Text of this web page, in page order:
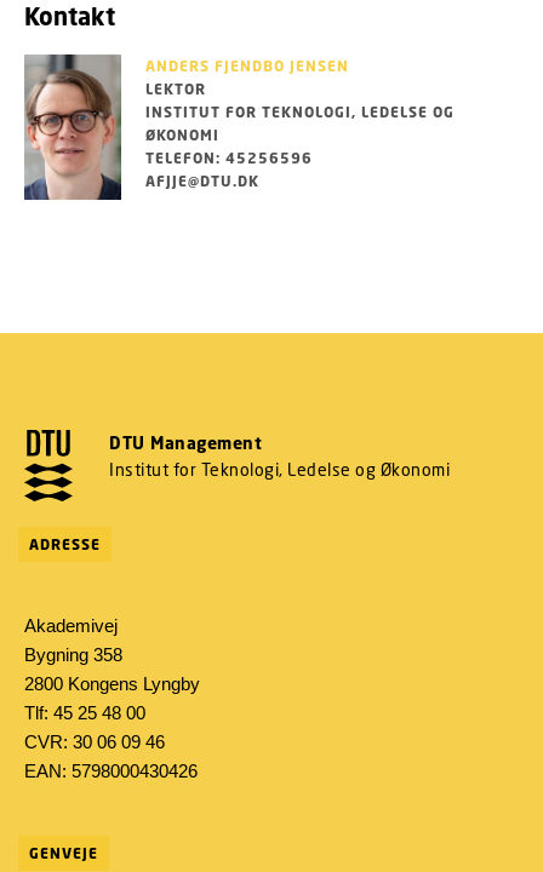
Kontakt
ANDERS FJENDBO JENSEN
LEKTOR
INSTITUT FOR TEKNOLOGI, LEDELSE OG
ØKONOMI
TELEFON: 45256596
AFJJE@DTU.DK
DTU Management
Institut for Teknologi, Ledelse og Økonomi
ADRESSE
Akademivej
Bygning 358
2800 Kongens Lyngby
Tlf: 45 25 48 00
CVR: 30 06 09 46
EAN: 5798000430426
GENVEJE